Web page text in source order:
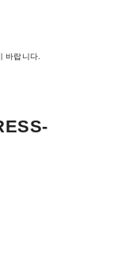
바랍니다.